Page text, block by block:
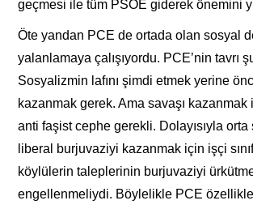
geçmesi ile tüm PSOE giderek önemini
Öte yandan PCE de ortada olan sosyal
yalanlamaya çalışıyordu. PCE’nin tavrı
Sosyalizmin lafını şimdi etmek yerine
kazanmak gerek. Ama savaşı
anti faşist cephe gerekli. Dolayısıyla orta
liberal burjuvaziyi kazanmak için işçi
köylülerin taleplerinin burjuvaziyi
engellenmeliydi. Böylelikle PCE özellikle